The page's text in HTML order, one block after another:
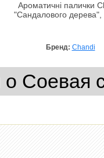
Ароматичні палички
"Сандалового дерева",
Бренд: Chandi
о Соевая